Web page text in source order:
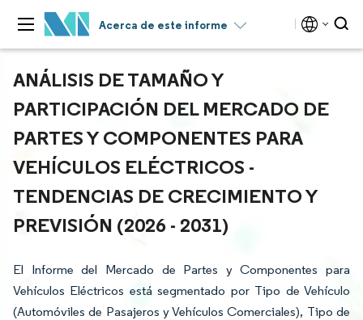
Acerca de este informe
ANÁLISIS DE TAMAÑO Y
PARTICIPACIÓN DEL MERCADO DE
PARTES Y COMPONENTES PARA
VEHÍCULOS ELÉCTRICOS -
TENDENCIAS DE CRECIMIENTO Y
PREVISIÓN (2026 - 2031)
El Informe del Mercado de Partes y Componentes para
Vehículos Eléctricos está segmentado por Tipo de Vehículo
(Automóviles de Pasajeros y Vehículos Comerciales), Tipo de